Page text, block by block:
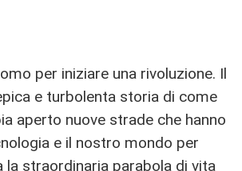
per iniziare una rivoluzione. Il
e turbolenta storia di come
aperto nuove strade che hanno
e il nostro mondo per
la straordinaria parabola di vita